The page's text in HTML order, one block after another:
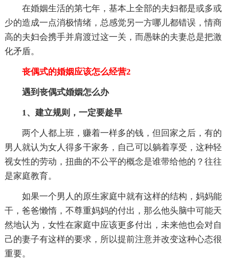
在婚姻生活的第七年，基本上全部的夫妇都是或多或
少的造成一点消极情绪，总感觉另一方哪儿都错误，情商
高的夫妇会携手并肩渡过这一关，而愚昧的夫妻总是把激
化矛盾。
丧偶式的婚姻应该怎么经营2
遇到丧偶式婚姻怎么办
1、建立规则，一定要趁早
两个人都上班，赚着一样多的钱，但回家之后，有的
男人就认为女人得多干家务，自己可以躺着享受，这种轻
视女性的劳动，扭曲的不公平的概念是谁带给他的？往往
是家庭教育。
如果一个男人的原生家庭中就有这样的结构，妈妈能
干，爸爸懒惰，不尊重妈妈的付出，那么他头脑中可能天
然地认为，女性在家庭中应该更多付出，未来他也会对自
己的妻子有这样的要求，所以提前注意并改变这种心态很
重要。